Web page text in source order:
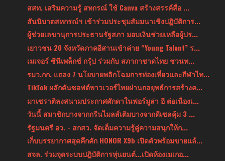
สสท. เสริมความรู้ สหกรณ์ ใช้ Canva สร้างสรรค์สื่อ ...
สันนิบาตสหกรณ์ฯ เข้าร่วมประชุมสัมมนาเชิงปฏิบัติการ...
ผู้ช่วยเลขานุการประธานรัฐสภา มอบเงินช่วยเหลือผู้ปร...
เยาวชน 20 จังหวัดภาคอีสานเข้าค่าย “Young Talent” ร...
เมเจอร์ ซีนีเพล็กซ์ กรุ้ป ร่วมกับ สภากาชาดไทย ชวนท...
รมว.กก. แถลง 7 นโยบายพลิกโฉมการท่องเที่ยวและกีฬาไท...
TikTok ผลักดันซอฟต์พาวเวอร์ไทยผ่านกลยุทธ์การสร้างค...
มาเซราติลงสนามประกาศศักดาในฟอร์มูล่า อี ต่อเนื่องเ...
วันนี้ สมาชิกบางจากกรีนไมลส์เติมบางจากดีเซลคุ้ม 3 ...
รัฐมนตรี อว. - สกสว. จัดเต็มความรู้คู่ความสนุกให้ก...
เก็บบรรยากาศสุดคึกคัก HONOR X9b เปิดตัวพร้อมขายแล้...
สจล. ร่วมจุดระบบปฎิบัติการหุ่นยนต์...เปิดห้องเมเกอ...